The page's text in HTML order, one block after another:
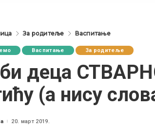
За родитеље Васпитање
Васпитање За родитеље
деца
(а нису
20. март 2019.